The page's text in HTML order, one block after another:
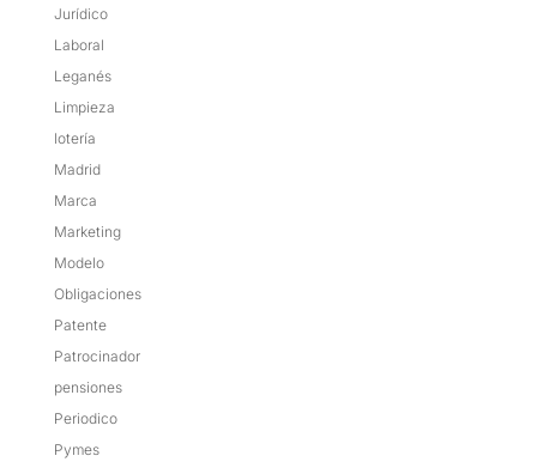
Jurídico
Laboral
Leganés
Limpieza
lotería
Madrid
Marca
Marketing
Modelo
Obligaciones
Patente
Patrocinador
pensiones
Periodico
Pymes